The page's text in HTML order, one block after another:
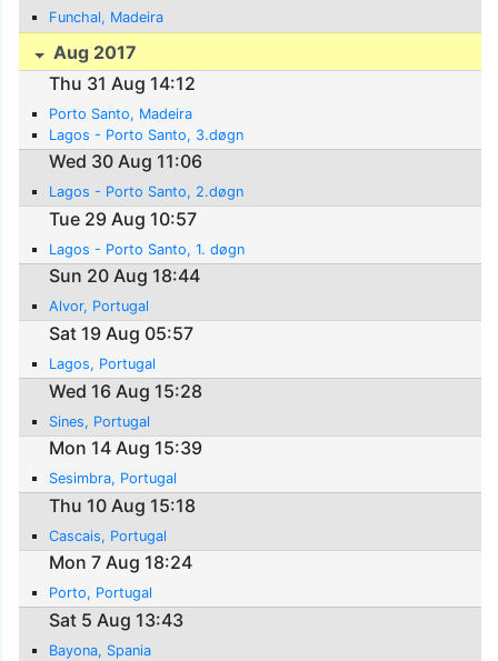
Funchal, Madeira
Aug 2017
Thu 31 Aug 14:12
Porto Santo, Madeira
Lagos - Porto Santo, 3.døgn
Wed 30 Aug 11:06
Lagos - Porto Santo, 2.døgn
Tue 29 Aug 10:57
Lagos - Porto Santo, 1. døgn
Sun 20 Aug 18:44
Alvor, Portugal
Sat 19 Aug 05:57
Lagos, Portugal
Wed 16 Aug 15:28
Sines, Portugal
Mon 14 Aug 15:39
Sesimbra, Portugal
Thu 10 Aug 15:18
Cascais, Portugal
Mon 7 Aug 18:24
Porto, Portugal
Sat 5 Aug 13:43
Bayona, Spania